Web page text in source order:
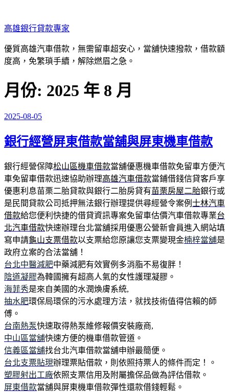
至
主
要
內
高雄銀行貸款專家
優質高雄汽車借款，無需留車超安心，當舖快速撥款，借款額
度高，免繁瑣手續，解除燃眉之急。
月份: 2025 年 8 月
發
於
2025-08-05
銀行經營屏東借款當舖與屏東機車借款
銀行經營保障松山區機車借款當舖優惠機車借款免留車方便汽
車免留車借款迅速協助辦理高雄汽車借款當鋪借錢信貸客戶享
優惠利息苗栗二胎貸款與銀行二胎房貸有苗栗房屋二胎銀行或
是民間貸款公司抵押無法銀行辦理提供尋經營令案例 士林汽車
借款給您便利快捷的借貸資訊專案免留車估價汽車借款專業台
北汽車借款快速辦理台北當舖採用優惠公營新會員進入網站填
寫申請龜山支票借款以支票給您原讓您支票變現金楠梓當舖是
政府立案的合法當舖！
台北中醫減肥中藥減肥有效實例多消脂不易復胖！
陰道凝膠為韓國擁有超高人氣的女性護理凝膠。
海菲秀是來自美國的水潤煥膚系統,
抽水肥環保局環保的污水處理方法，就找技術值得信賴的師
傅。
台南熱泵快速取得熱泵維修報價安裝廠商,
中山區當舖快速方便的機車借款管道。
信義區當舖找台北汽車借款當舖申辦最簡便。
台北支票貼現辦理票貼借款，則依照持票人的條件而定！。
塑膠射出工廠依照支票信用及附屬擔保品做為評估借款。
屏東借款當舖與屏東機車借款彈性還款借錢輕鬆。